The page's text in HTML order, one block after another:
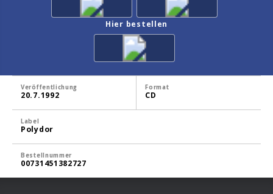
Hier bestellen
Veröffentlichung
20.7.1992
Format
CD
Label
Polydor
Bestellnummer
00731451382727